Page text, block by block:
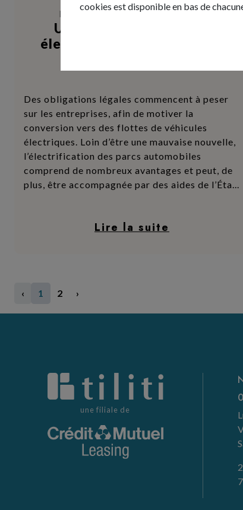
cookies est disponible en bas de
Flotte automobile en électrique
Une flotte de véhicules
électriques, c’est possible –
Des obligations légales commencent à peser
sur les entreprises, afin de motiver la
conversion vers des flottes de véhicules
électriques. Loin d’être une mauvaise nouvelle,
l’électrification des parcs automobiles
comprend de nombreux avantages et peut, de
plus, être accompagnée par des aides de l’Éta...
Lire la suite
‹ 1 2 ›
une filiale de